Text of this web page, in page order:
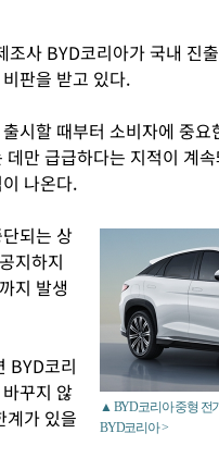
사 BYD코리아가 국내 진
판을 받고 있다.
시할 때부터 소비자에 중요
만 급급하다는 지적이 계
나온다.
▲ BYD코리아 중형 전
BYD코리아 >
되는 상
지하지
지 발생
BYD코리
꾸지 않
계가 있을